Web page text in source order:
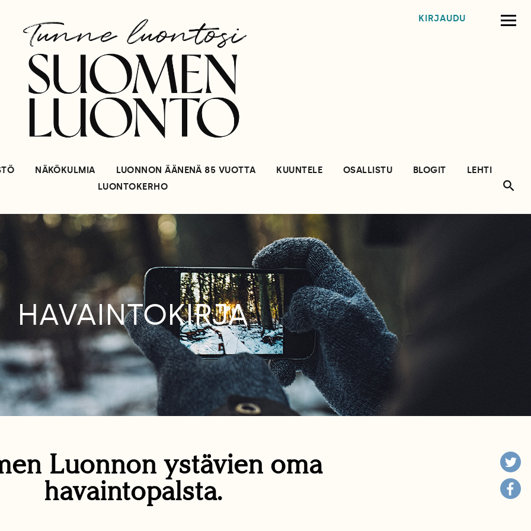
KIRJAUDU
NÄKÖKULMIA LUONNON ÄÄNENÄ 85 VUOTTA KUUNTELE OSALLISTU BLOGIT
LEHTI
LUONTOKERHO
HAVAINTOKIRJA
Luonnon ystävien oma
havaintopalsta.